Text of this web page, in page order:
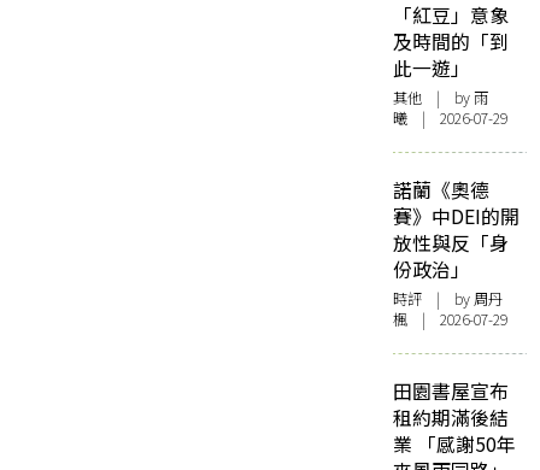
「紅豆」意象
及時間的「到
此一遊」
其他 | by 雨
曦 | 2026-07-29
諾蘭《奧德
賽》中DEI的開
放性與反「身
份政治」
時評 | by周丹
楓 | 2026-07-29
田園書屋宣布
租約期滿後結
業 「感謝50年